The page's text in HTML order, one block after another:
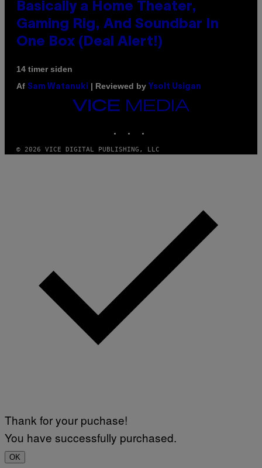
Basically a Home Theater,
Gaming Rig, And Soundbar In
One Box (Deal Alert!)
14 timer siden
Af Sam Watanuki | Reviewed by Ysolt Usigan
VICE
© 2026 VICE DIGITAL PUBLISHING, LLC
Thank for your puchase!
You have successfully purchased.
OK